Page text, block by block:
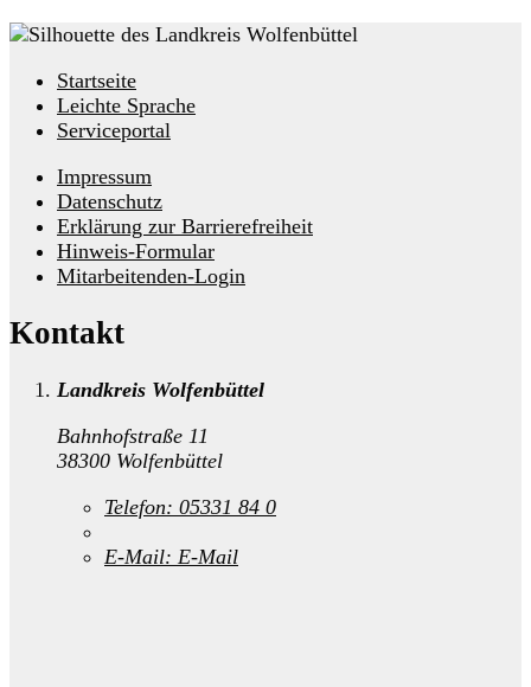
Startseite
Leichte Sprache
Serviceportal
Impressum
Datenschutz
Erklärung zur Barrierefreiheit
Hinweis-Formular
Mitarbeitenden-Login
Kontakt
Landkreis Wolfenbüttel
Bahnhofstraße 11
38300 Wolfenbüttel
Telefon: 05331 84 0
E-Mail: E-Mail